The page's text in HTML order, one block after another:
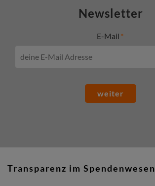
Newsletter
E-Mail
weiter
Transparenz im Spendenwesen